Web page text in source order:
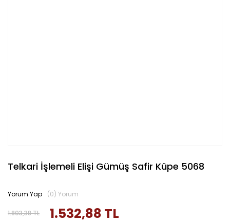
Telkari İşlemeli Elişi Gümüş Safir Küpe 5068
1.803,38 TL 1.532,88 TL
Yorum Yap (0) Yorum